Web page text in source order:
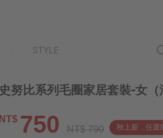
STYLE
史努比系列毛圈家居套裝-女
NT$ 750 NT$ 790 秋上新．任選